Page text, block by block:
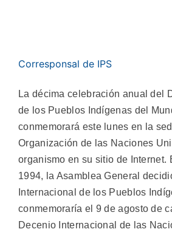
Corresponsal de IPS
La décima celebración anual del
de los Pueblos Indígenas del
conmemorará este lunes en la
Organización de las Naciones
organismo en su sitio de Internet.
1994, la Asamblea General
Internacional de los Pueblos
conmemoraría el 9 de agosto de
Decenio Internacional de las